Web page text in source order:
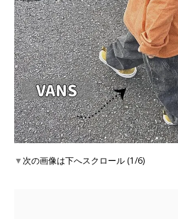
▼次の画像は下へスクロール (1/6)